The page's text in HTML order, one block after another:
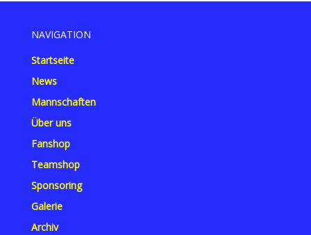
NAVIGATION
Startseite
News
Mannschaften
Über uns
Fanshop
Teamshop
Sponsoring
Galerie
Archiv